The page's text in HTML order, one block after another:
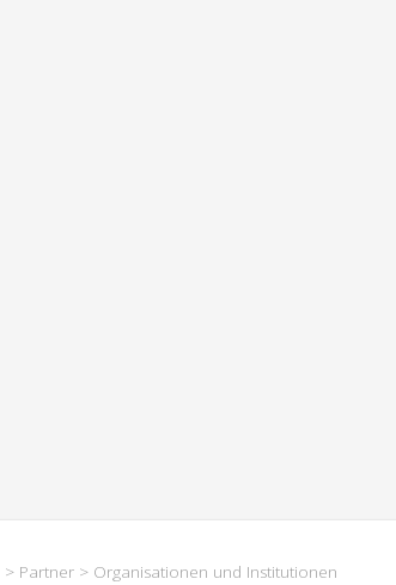
> Partner > Organisationen und Institutionen